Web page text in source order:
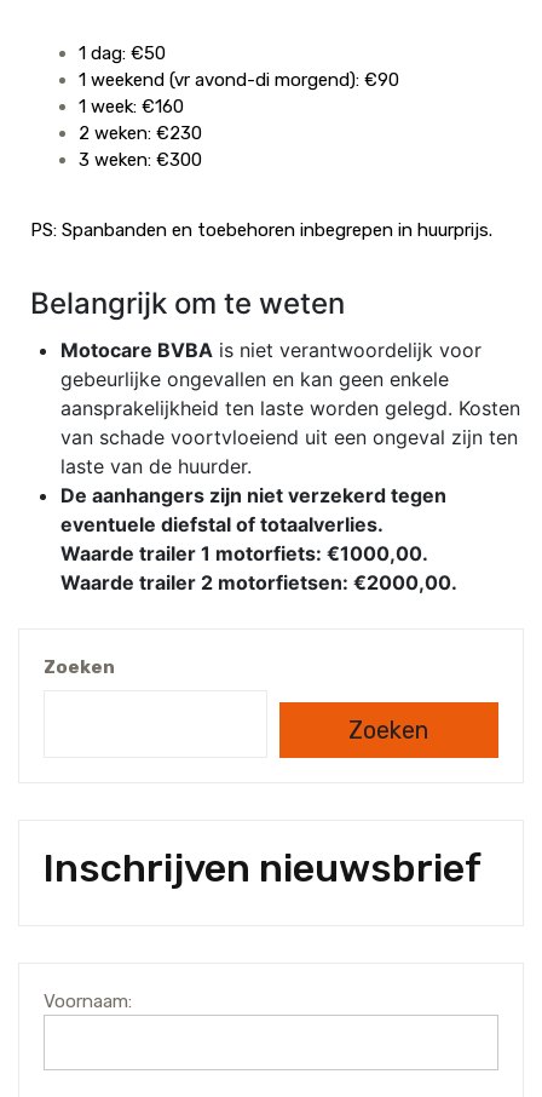
1 dag: €50
1 weekend (vr avond-di morgend): €90
1 week: €160
2 weken: €230
3 weken: €300
PS: Spanbanden en toebehoren inbegrepen in huurprijs.
Belangrijk om te weten
Motocare BVBA is niet verantwoordelijk voor
gebeurlijke ongevallen en kan geen enkele
aansprakelijkheid ten laste worden gelegd. Kosten
van schade voortvloeiend uit een ongeval zijn ten
laste van de huurder.
De aanhangers zijn niet verzekerd tegen
eventuele diefstal of totaalverlies.
Waarde trailer 1 motorfiets: €1000,00.
Waarde trailer 2 motorfietsen: €2000,00.
Zoeken
Zoeken
Inschrijven nieuwsbrief
Voornaam: